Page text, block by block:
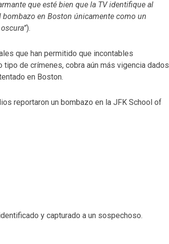
que esté bien que la TV identifique al
bombazo en Boston únicamente como un
).
que han permitido que incontables
de crímenes, cobra aún más vigencia dados
en Boston.
reportaron un bombazo en la JFK School of
y capturado a un sospechoso.